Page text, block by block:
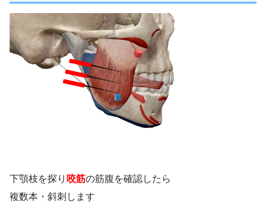
下顎枝を探り 咬筋の筋腹を確認したら
複数本・斜刺します